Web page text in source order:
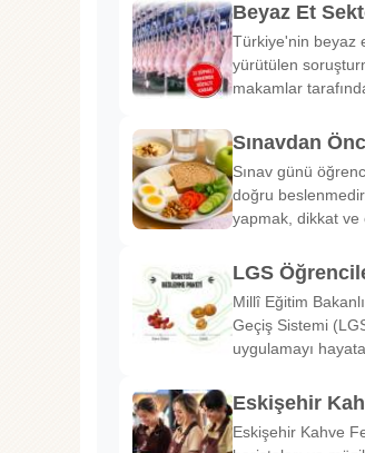
Beyaz Et
Türkiye'nin beyaz
yürütülen
makamlar
Sınavdan
Sınav günü
doğru
yapmak, dikkat ve
LGS
Millî Eğitim
Geçiş Sistemi
uygulamayı
Eskişehir
Eskişehir Kahve